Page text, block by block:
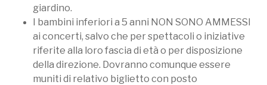
giardino.
I bambini inferiori a 5 anni NON SONO AMMESSI
ai concerti, salvo che per spettacoli o iniziative
riferite alla loro fascia di età o per disposizione
della direzione. Dovranno comunque essere
muniti di relativo biglietto con posto